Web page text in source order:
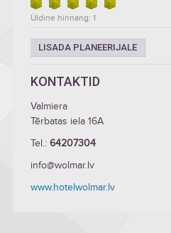
Üldine hinnang: 1
LISADA PLANEERIJALE
KONTAKTID
Valmiera
Tērbatas iela 16A
Tel.: 64207304
info@wolmar.lv
www.hotelwolmar.lv